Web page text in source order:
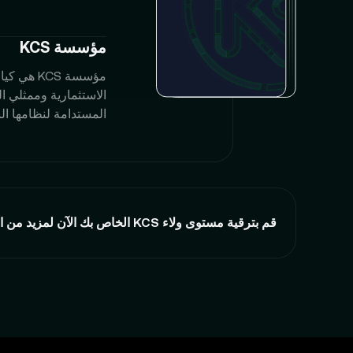
مؤسسة KCS
المستدامة لنظامها
قم بترقية مستوى ولاء KCS الخاص بك الآن لمزيد من المزايا.